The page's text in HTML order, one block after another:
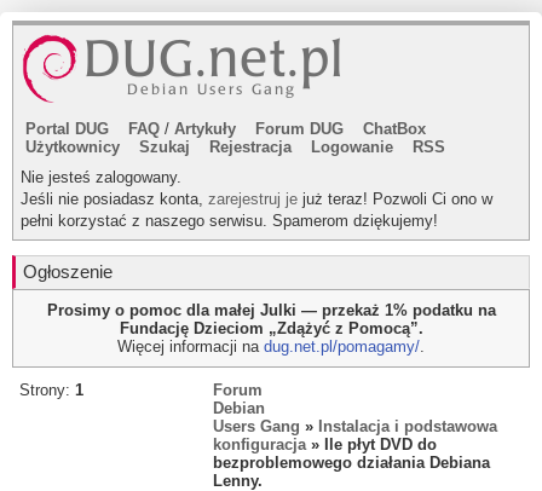
Portal DUG FAQ / Artykuły Forum DUG
ChatBox
Użytkownicy
Szukaj Rejestracja Logowanie
RSS
Nie jesteś zalogowany.
Jeśli nie posiadasz konta, zarejestruj je już teraz! Pozwoli Ci ono w
pełni korzystać z naszego serwisu. Spamerom dziękujemy!
Ogłoszenie
Prosimy o pomoc dla małej Julki — przekaż 1% podatku na
Fundację Dzieciom „Zdążyć z Pomocą”.
Więcej informacji na dug.net.pl/pomagamy/.
Strony: 1
Forum
Debian
Users Gang » Instalacja i podstawowa
konfiguracja» Ile płyt DVD do
bezproblemowego działania Debiana
Lenny.